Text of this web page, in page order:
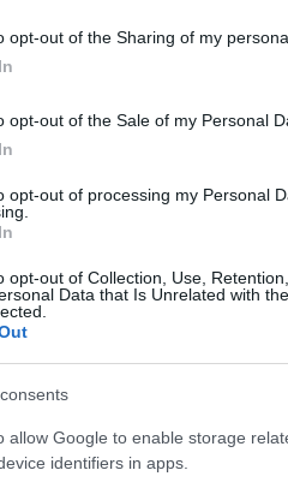
opt-out of the Sharing of my
opt-out of the Sale of my Personal
opt-out of processing my Personal
opt-out of Collection, Use,
Data that Is Unrelated with
allow Google to enable storage
identifiers in apps.
του